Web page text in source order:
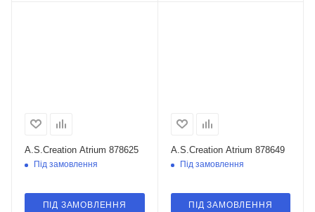
A.S.Creation Atrium 878625
Під замовлення
ПІД ЗАМОВЛЕННЯ
A.S.Creation Atrium 878649
Під замовлення
ПІД ЗАМОВЛЕННЯ